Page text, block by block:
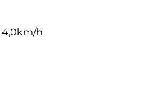
4,0km/h